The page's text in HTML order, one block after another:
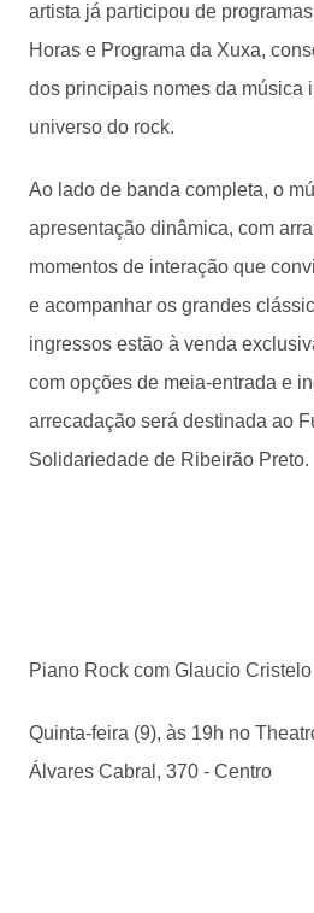
artista já participou de
Horas e Programa da Xuxa,
dos principais nomes da música
universo do rock.
Ao lado de banda completa, o
apresentação dinâmica, com
momentos de interação que
e acompanhar os grandes
ingressos estão à venda
com opções de meia-entrada e
arrecadação será destinada ao
Solidariedade de Ribeirão Preto.
Piano Rock com Glaucio Cristelo
Quinta-feira (9), às 19h no
Álvares Cabral, 370 - Centro